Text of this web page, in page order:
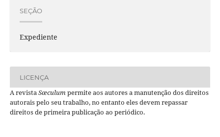
SEÇÃO
Expediente
LICENÇA
A revistaSæculumpermite aos autores a manutenção dos direitos
autorais pelo seu trabalho, no entanto eles devem repassar
direitos de primeira publicação ao periódico.